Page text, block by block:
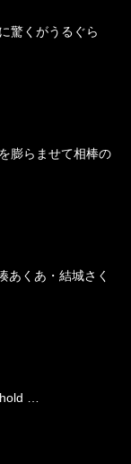
驚くがうるぐら
膨らませて相棒の
あくあ・結城さく
…